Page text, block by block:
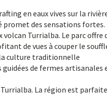
en eaux vives sur la
promet des sensations fortes.
Turrialba. Le parc offre
de vues à couper le
la culture traditionnelle
de fermes artisanales
La région est